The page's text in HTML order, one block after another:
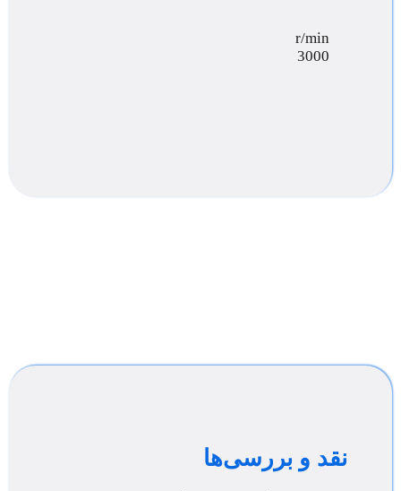
r/min
3000
نقد و بررسی‌ها